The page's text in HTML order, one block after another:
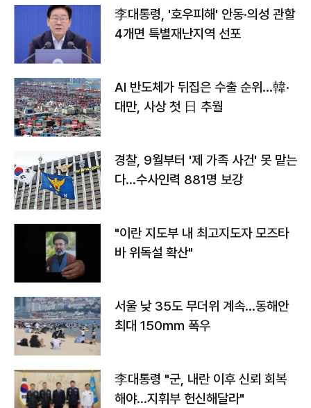
李대통령, '호우피해' 안동·의성 관할
4개면 특별재난지역 선포
AI 반도체가 뒤집은 수출 순위…韓·
대만, 사상 첫 日 추월
경찰, 9월부터 '제 가족 사건' 못 맡는
다…수사인력 881명 보강
"이란 지도부 내 최고지도자 모즈타
바 위독설 확산"
서울 낮 35도 무더위 계속…동해안
최대 150㎜ 폭우
李대통령 "군, 내란 이후 신뢰 회복
해야…지휘부 헌신해달라"